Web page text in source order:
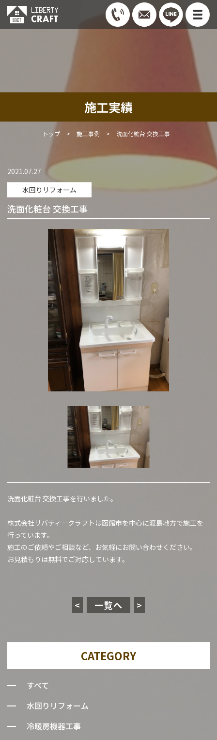
施工実績
トップ > 施工事例 > 洗面化粧台 交換工事
2021.07.27
水回りリフォーム
洗面化粧台 交換工事
洗面化粧台 交換工事を行いました。
株式会社リバティ―クラフトは函館市を中心に渡島地方で施工を
行っています。
施工のご依頼やご相談など、お気軽にお問い合わせください。
お見積もりは無料でご対応しています。
< 一覧へ >
CATEGORY
すべて
水回りリフォーム
冷暖房機器工事